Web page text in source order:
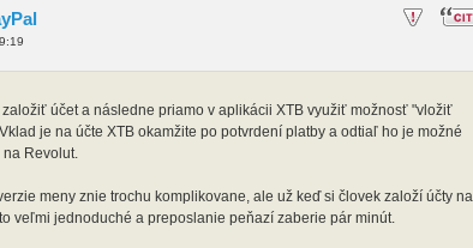
založiť účet a následne priamo v aplikácii XTB využiť možnosť "vložiť
je na účte XTB okamžite po potvrdení platby a odtiaľ ho je možné
Revolut.
meny znie trochu komplikovane, ale už keď si človek založí účty na
veľmi jednoduché a preposlanie peňazí zaberie pár minút.